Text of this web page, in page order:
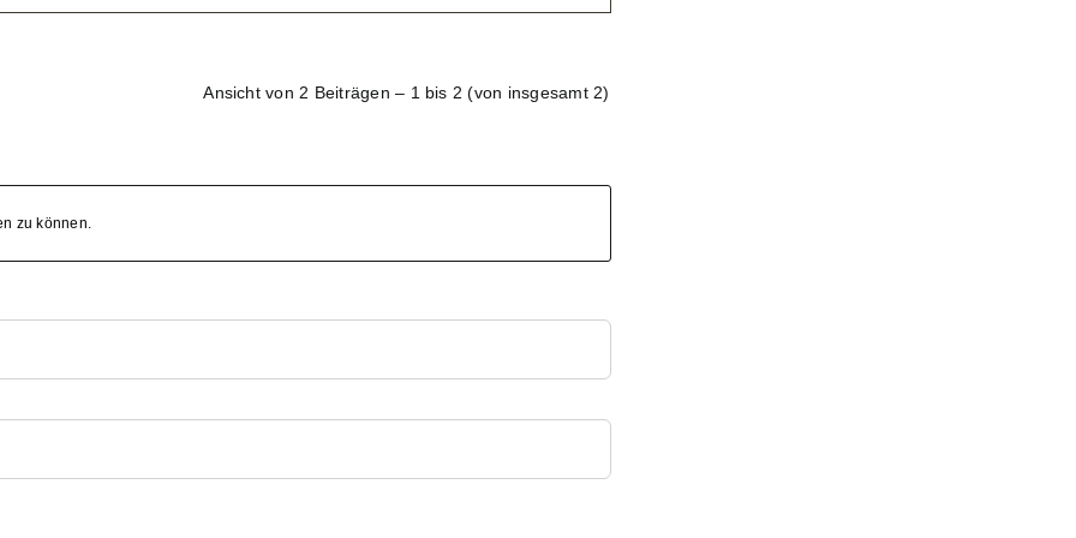
Ansicht von 2 Beiträgen – 1 bis 2 (von insgesamt 2)
zu können.